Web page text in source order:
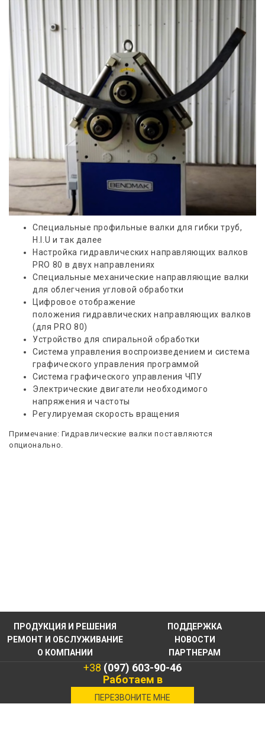
Специальные профильные валки для гибки труб,
Н.I.U и так далее
Настройка гидравлических направляющих валков
PRO 80 в двух направлениях
Специальные механические направляющие валки
для облегчения угловой обработки
Цифровое отображение
положения гидравлических направляющих валков
(для РRO 80)
Устройство для спиральной обработки
Система управления воспроизведением и система
графического управления программой
Система графического управления ЧПУ
Электрические двигатели необходимого
напряжения и частоты
Регулируемая скорость вращения
Примечание: Гидравлические валки поставляются
опционально.
ПРОДУКЦИЯ И РЕШЕНИЯ
ПОДДЕРЖКА
РЕМОНТ И ОБСЛУЖИВАНИЕ
НОВОСТИ
О КОМПАНИИ
ПАРТНЕРАМ
+38 (097) 603-90-46
Работаем в
военное время
ПЕРЕЗВОНИТЕ МНЕ